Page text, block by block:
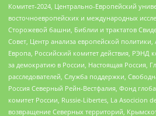
Комитет-2024, Центрально-Европейский
восточноевропейских и международных
Сторожевой башни, Библии и трактатов
Совет, Центр анализа европейской политики,
Европа, Российский комитет действия, РЭНД
за демократию в России, Настоящая Россия,
расследователей, Служба поддержки,
Россия Северный Рейн-Вестфалия, Фонд
комитет России, Russie-Libertes, La Asocicion
возвращение Северных территорий,